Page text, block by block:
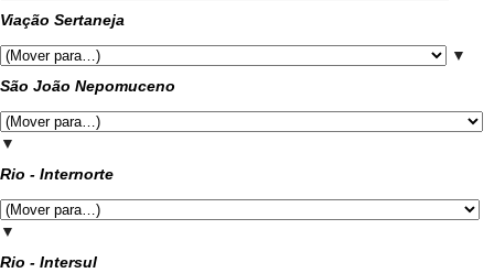
Viação Sertaneja
▼
São João Nepomuceno
▼
Rio - Internorte
▼
Rio - Intersul